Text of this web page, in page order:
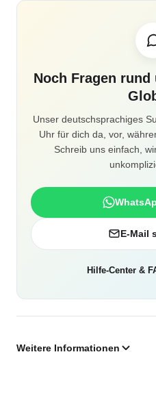
Noch Fragen
Unser deutschsprachiges
Uhr für dich da, vor,
Schreib uns einfach,
E-Mail
Hilfe-Center &
Weitere Informationen